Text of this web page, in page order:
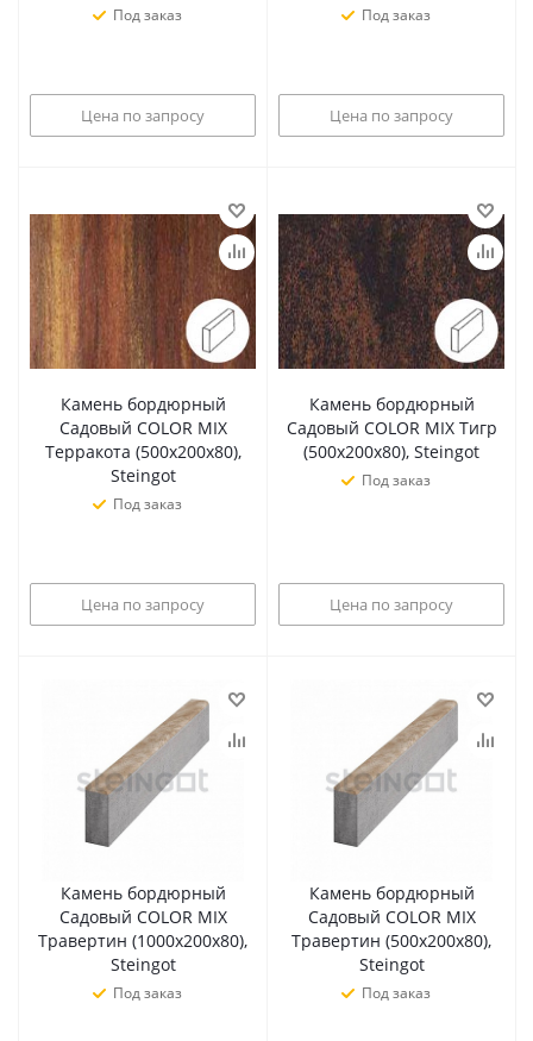
Под заказ
Цена по запросу
Под заказ
Цена по запросу
Камень бордюрный
Садовый COLOR MIX
Терракота (500х200х80),
Steingot
Под заказ
Цена по запросу
Камень бордюрный
Садовый COLOR MIX Тигр
(500х200х80), Steingot
Под заказ
Цена по запросу
Камень бордюрный
Садовый COLOR MIX
Травертин (1000х200х80),
Steingot
Под заказ
Камень бордюрный
Садовый COLOR MIX
Травертин (500х200х80),
Steingot
Под заказ